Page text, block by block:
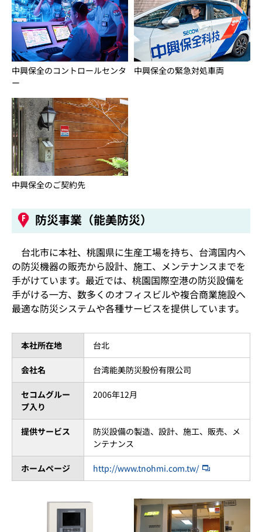
中興保全のコントロールセンタ
ー
中興保全の緊急対処車両
中興保全のご契約先
防災事業（能美防災）
台北市に本社、桃園県に生産工場を持ち、台湾国内へ
の防災機器の販売から設計、施工、メンテナンスまでを
手がけています。最近では、桃園国際空港の防災設備を
手がける一方、数多くのオフィスビルや複合商業施設へ
最適な防災システムや各種サービスを提供しています。
本社所在地 台北
会社名 台湾能美防災股份有限公司
セコムグルー
プ入り
2006年12月
提供サービス
防災設備の製造、設計、施工、販売、メ
ンテナンス
ホームページ http://www.tnohmi.com.tw/